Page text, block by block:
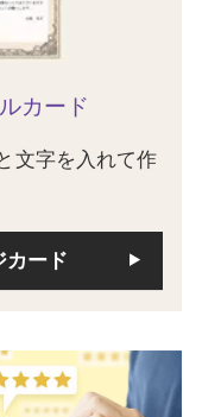
カード
文字を入れて作
カード